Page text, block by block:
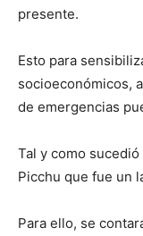
presente.
Esto para
socioeconómicos,
de emergencias
Tal y como
Picchu que fue un
Para ello, se